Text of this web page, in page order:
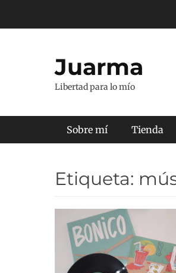
Juarma
Libertad para lo mío
Menú principal
Sobre mí Tienda
Etiqueta: